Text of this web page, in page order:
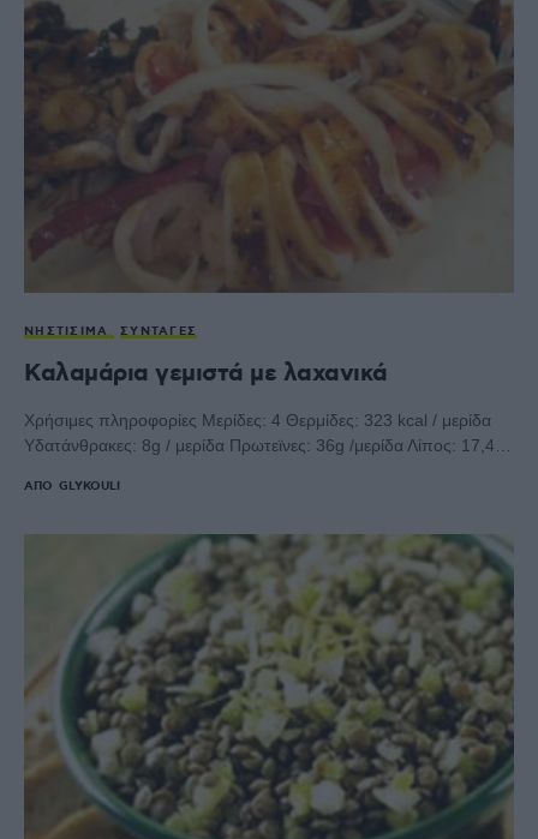
ΝΗΣΤΊΣΙΜΑ ΣΥΝΤΑΓΈΣ
Καλαμάρια γεμιστά με λαχανικά
Χρήσιμες πληροφορίες Μερίδες: 4 Θερμίδες: 323 kcal / μερίδα
Υδατάνθρακες: 8g / μερίδα Πρωτεϊνες: 36g /μερίδα Λίπος: 17,4…
ΑΠΌ GLYKOULI